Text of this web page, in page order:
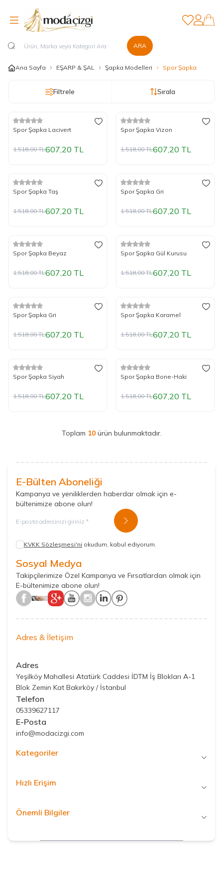
ARA
Hesabım
Favorilerim
Ana Sayfa EŞARP & ŞAL Şapka Modelleri Spor Şapka
Filtrele Sırala
%60İndirim
Yeni
Spor Şapka Lacivert
1.518,00TL607,20 TL
%60İndirim
Yeni
Spor Şapka Vizon
1.518,00TL607,20 TL
%60İndirim
Yeni
Spor Şapka Taş
1.518,00TL607,20 TL
%60İndirim
Yeni
Spor Şapka Gri
1.518,00TL607,20 TL
%60İndirim
Yeni
Spor Şapka Beyaz
1.518,00TL607,20 TL
%60İndirim
Yeni
Spor Şapka Gül Kurusu
1.518,00TL607,20 TL
%60İndirim
Yeni
Spor Şapka Gri
1.518,00TL607,20 TL
%60İndirim
Yeni
Spor Şapka Karamel
1.518,00TL607,20 TL
%60İndirim
Yeni
Spor Şapka Siyah
1.518,00TL607,20 TL
%60İndirim
Yeni
Spor Şapka Bone-Haki
1.518,00TL607,20 TL
Toplam 10ürün bulunmaktadır.
E-Bülten Aboneliği
Kampanya ve yeniliklerden haberdar olmak için e-
bültenimize abone olun!
Kayıt Ol
KVKK Sözleşmesi'ni okudum, kabul ediyorum.
Sosyal Medya
Takipçilerimize Özel Kampanya ve Fırsatlardan olmak için
E-bültenimize abone olun!
Adres & İletişim
Adres
Yeşilköy Mahallesi Atatürk Caddesi İDTM İş Blokları A-1
Blok Zemin Kat Bakırköy / İstanbul
Telefon
05339627117
E-Posta
info@modacizgi.com
Kategoriler
Hızlı Erişim
Önemli Bilgiler